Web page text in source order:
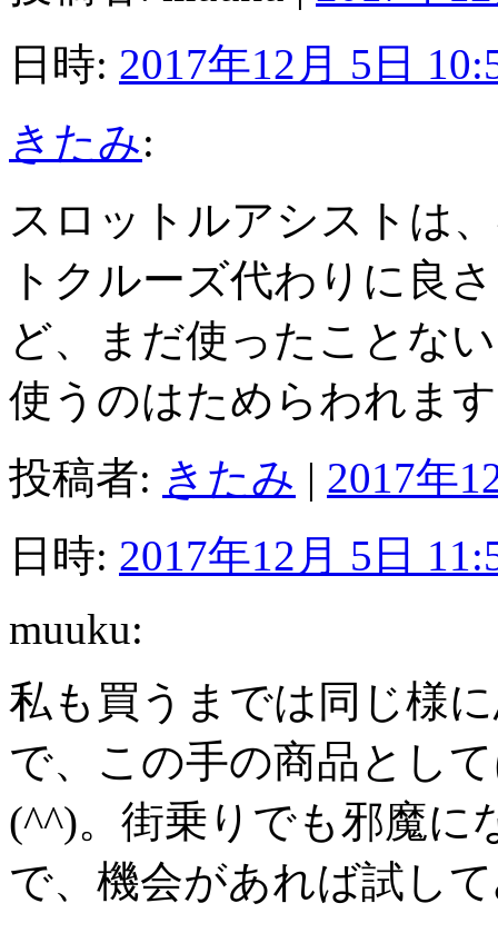
日時: 2017年12月 5日
きたみ:
スロットルアシストは
トクルーズ代わりに良
ど、まだ使ったことな
使うのはためらわれま
投稿者: きたみ | 2017年
日時: 2017年12月 5日
muuku:
私も買うまでは同じ様
で、この手の商品とし
(^^)。街乗りでも邪魔に
で、機会があれば試し